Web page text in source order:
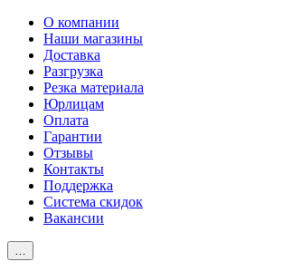
О компании
Наши магазины
Доставка
Разгрузка
Резка материала
Юрлицам
Оплата
Гарантии
Отзывы
Контакты
Поддержка
Система скидок
Вакансии
…